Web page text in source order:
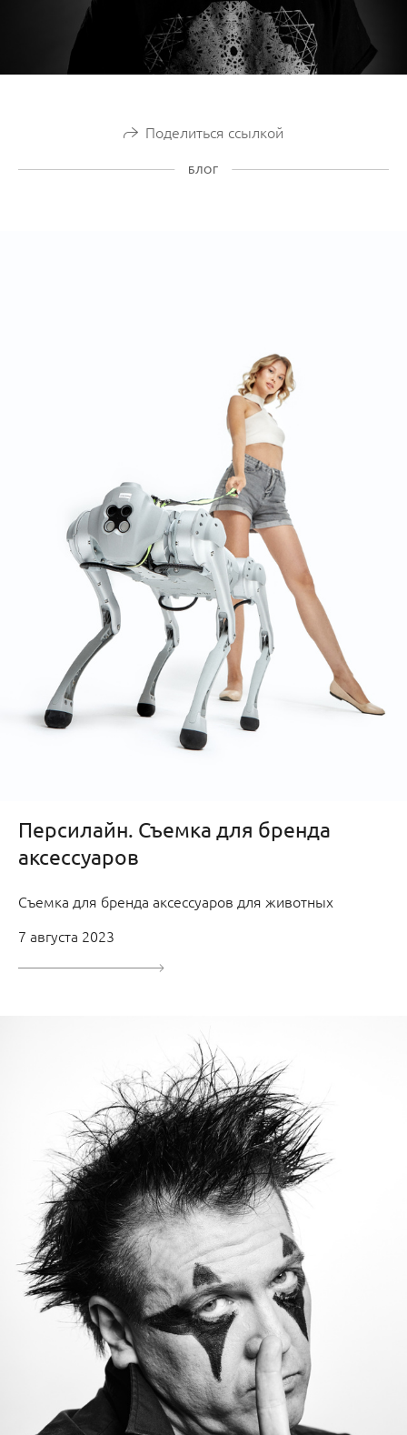
Поделиться ссылкой
БЛОГ
Персилайн. Съемка для бренда
аксессуаров
Съемка для бренда аксессуаров для животных
7 августа 2023